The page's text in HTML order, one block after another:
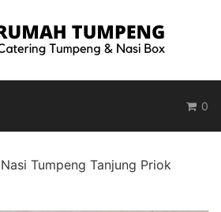
0
Tumpeng Tanjung Priok